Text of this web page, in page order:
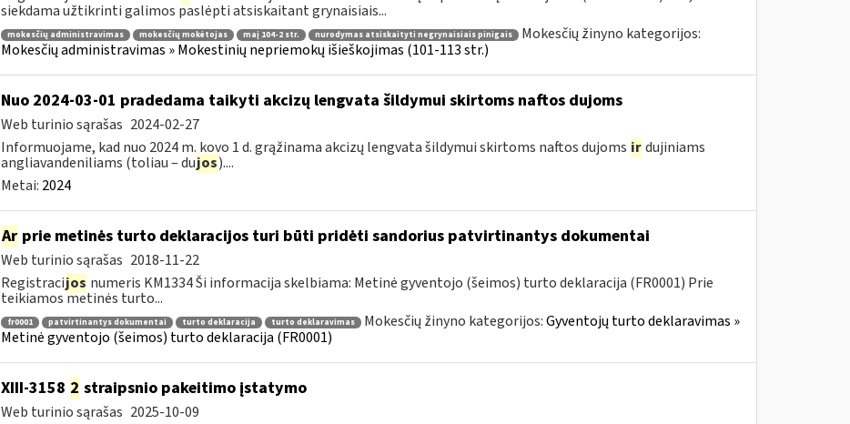
siekdama užtikrinti galimos paslėpti atsiskaitant grynaisiais...
mokesčių administravimas mokesčių mokėtojas maį 104-2 str. nurodymas atsiskaityti negrynaisiais pinigais
Mokesčių žinyno kategorijos:
Mokesčių administravimas » Mokestinių nepriemokų išieškojimas (101-113 str.)
Nuo 2024-03-01 pradedama taikyti akcizų lengvata šildymui skirtoms naftos dujoms
Web turinio sąrašas 2024-02-27
Informuojame, kad nuo 2024 m. kovo 1 d. grąžinama akcizų lengvata šildymui skirtoms naftos dujoms ir dujiniams
angliavandeniliams (toliau – dujos)....
Metai: 2024
Arprie metinės turto deklaracijos turi būti pridėti sandorius patvirtinantys dokumentai
Web turinio sąrašas 2018-11-22
Registracijos numeris KM1334 Ši informacija skelbiama: Metinė gyventojo (šeimos) turto deklaracija (FR0001) Prie
teikiamos metinės turto...
fr0001 patvirtinantys dokumentai turto deklaracija turto deklaravimas Mokesčių žinyno kategorijos:Gyventojų turto deklaravimas »
Metinė gyventojo (šeimos) turto deklaracija (FR0001)
XIII-3158 2 straipsnio pakeitimo įstatymo
Web turinio sąrašas 2025-10-09